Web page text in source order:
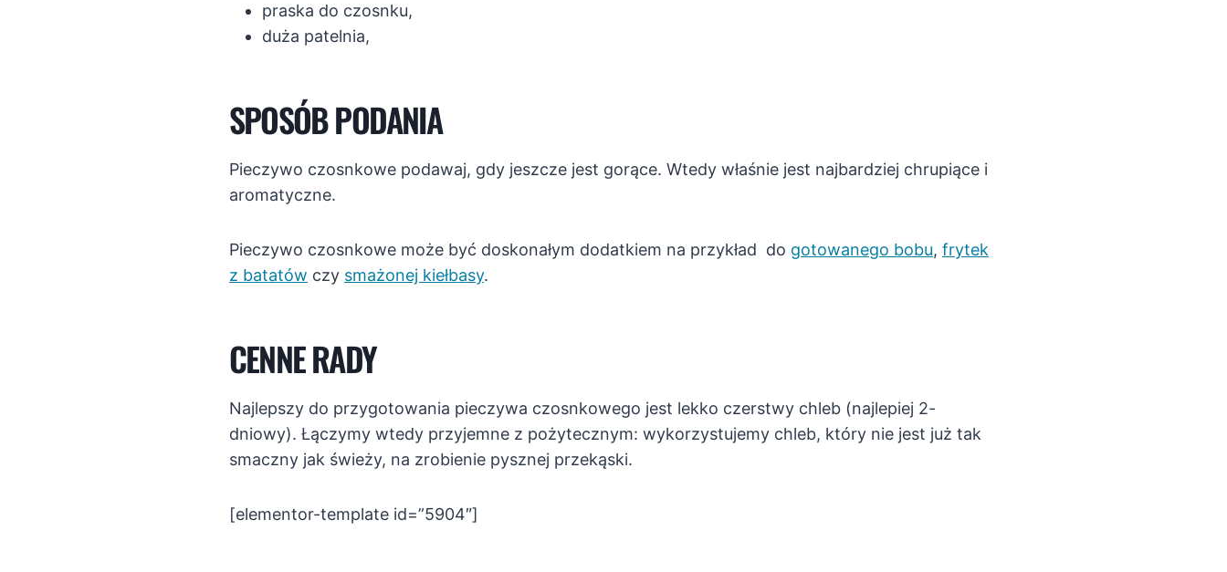
praska do czosnku,
duża patelnia,
SPOSÓB PODANIA
Pieczywo czosnkowe podawaj, gdy jeszcze jest gorące. Wtedy właśnie jest najbardziej chrupiące i
aromatyczne.
Pieczywo czosnkowe może być doskonałym dodatkiem na przykład do gotowanego bobu, frytek
z batatów czy smażonej kiełbasy.
CENNE RADY
Najlepszy do przygotowania pieczywa czosnkowego jest lekko czerstwy chleb (najlepiej 2-
dniowy). Łączymy wtedy przyjemne z pożytecznym: wykorzystujemy chleb, który nie jest już tak
smaczny jak świeży, na zrobienie pysznej przekąski.
[elementor-template id=”5904″]